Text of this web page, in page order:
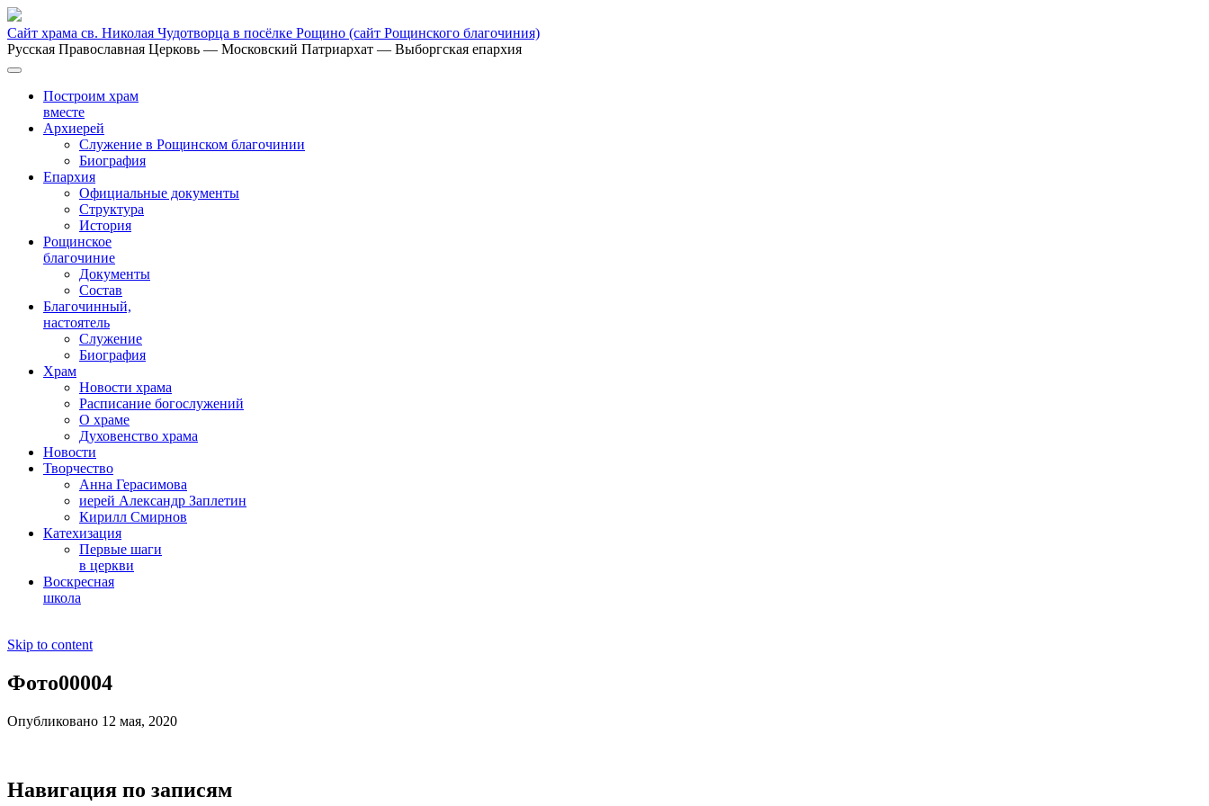
Сайт храма св. Николая Чудотворца в посёлке Рощино (сайт Рощинского благочиния)
Русская Православная Церковь — Московский Патриархат — Выборгская епархия
Построим храм
вместе
Архиерей
Служение в Рощинском благочинии
Биография
Епархия
Официальные документы
Структура
История
Рощинское
благочиние
Документы
Состав
Благочинный,
настоятель
Служение
Биография
Храм
Новости храма
Расписание богослужений
О храме
Духовенство храма
Новости
Творчество
Анна Герасимова
иерей Александр Заплетин
Кирилл Смирнов
Катехизация
Первые шаги
в церкви
Воскресная
школа
Skip to content
Фото00004
Опубликовано 12 мая, 2020
Навигация по записям